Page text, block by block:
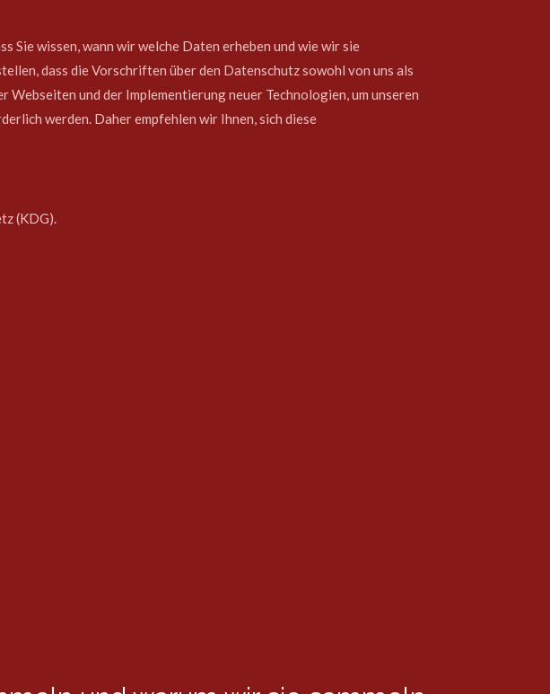
Sie wissen, wann wir welche Daten erheben und wie wir sie
dass die Vorschriften über den Datenschutz sowohl von uns als
und der Implementierung neuer Technologien, um unseren
werden. Daher empfehlen wir Ihnen, sich diese
(KDG).